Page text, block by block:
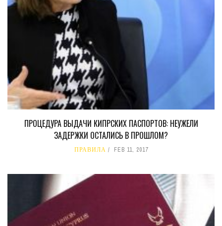
ПРОЦЕДУРА ВЫДАЧИ КИПРСКИХ ПАСПОРТОВ: НЕУЖЕЛИ
ЗАДЕРЖКИ ОСТАЛИСЬ В ПРОШЛОМ?
ПРАВИЛА FEB 11, 2017